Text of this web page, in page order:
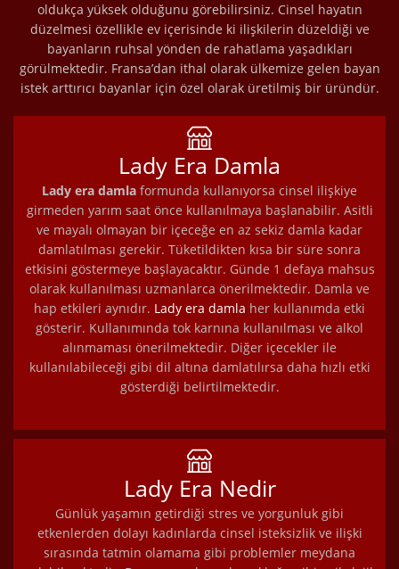
oldukça yüksek olduğunu görebilirsiniz. Cinsel hayatın
düzelmesi özellikle ev içerisinde ki ilişkilerin düzeldiği ve
bayanların ruhsal yönden de rahatlama yaşadıkları
görülmektedir. Fransa’dan ithal olarak ülkemize gelen bayan
istek arttırıcı bayanlar için özel olarak üretilmiş bir üründür.
Lady Era Damla
Lady era damla formunda kullanıyorsa cinsel ilişkiye
girmeden yarım saat önce kullanılmaya başlanabilir. Asitli
ve mayalı olmayan bir içeceğe en az sekiz damla kadar
damlatılması gerekir. Tüketildikten kısa bir süre sonra
etkisini göstermeye başlayacaktır. Günde 1 defaya mahsus
olarak kullanılması uzmanlarca önerilmektedir. Damla ve
hap etkileri aynıdır. Lady era damla her kullanımda etki
gösterir. Kullanımında tok karnına kullanılması ve alkol
alınmaması önerilmektedir. Diğer içecekler ile
kullanılabileceği gibi dil altına damlatılırsa daha hızlı etki
gösterdiği belirtilmektedir.
Lady Era Nedir
Günlük yaşamın getirdiği stres ve yorgunluk gibi
etkenlerden dolayı kadınlarda cinsel isteksizlik ve ilişki
sırasında tatmin olamama gibi problemler meydana